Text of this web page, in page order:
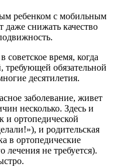
ребенком с мобильным
даже снижать качество
советское время, когда
требующей обязательной
десятилетия.
заболевание, живет
несколько. Здесь и
и ортопедической
и родительская
в ортопедические
лечения не требуется).